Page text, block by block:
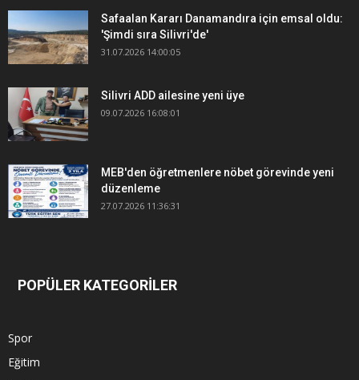
Safaalan Kararı Danamandıra için emsal oldu:
'Şimdi sıra Silivri'de'
31.07.2026 14:00:05
Silivri ADD ailesine yeni üye
09.07.2026 16:08:01
MEB'den öğretmenlere nöbet görevinde yeni
düzenleme
27.07.2026 11:36:31
POPÜLER KATEGORİLER
Spor
Eğitim